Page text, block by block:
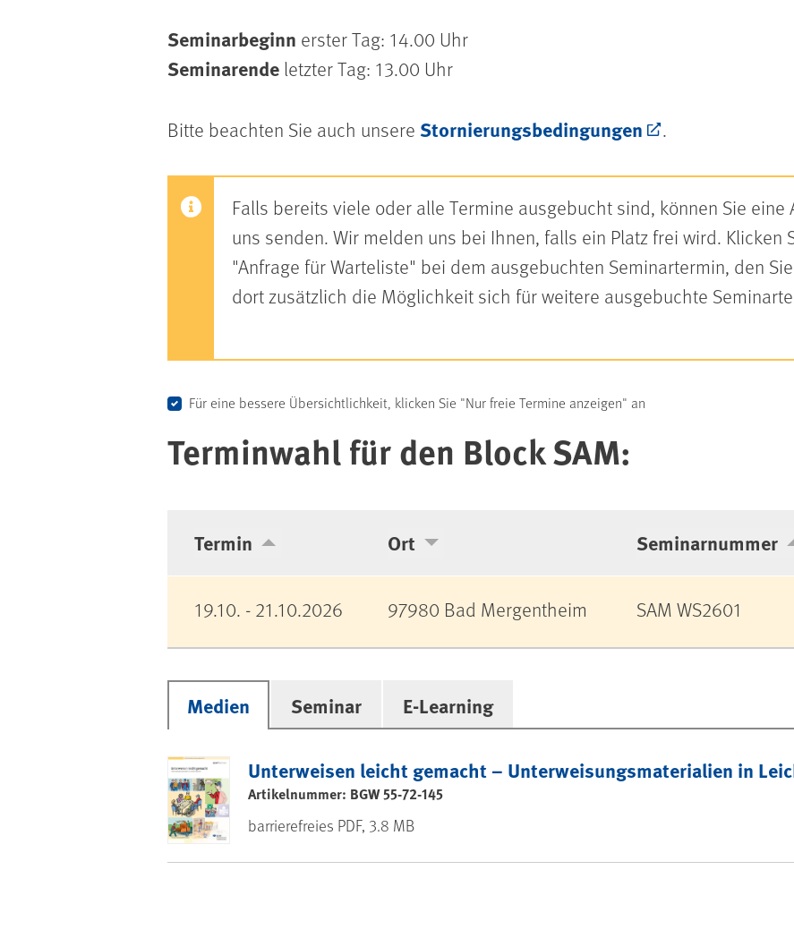
Seminarbeginn erster Tag: 14.00 Uhr
Seminarende letzter Tag: 13.00 Uhr
Bitte beachten Sie auch unsere Stornierungsbedingungen .
Falls bereits viele oder alle Termine ausgebucht sind, können Sie eine
uns senden. Wir melden uns bei Ihnen, falls ein Platz frei wird. Klicken
"Anfrage für Warteliste" bei dem ausgebuchten Seminartermin, den
dort zusätzlich die Möglichkeit sich für weitere ausgebuchte
Für eine bessere Übersichtlichkeit, klicken Sie "Nur freie Termine anzeigen" an
Terminwahl für den Block SAM:
Termin Ort Seminarnummer
19.10. - 21.10.2026 97980 Bad Mergentheim SAM WS2601
Medien
Unterweisen leicht gemacht – Unterweisungsmaterialien in
Artikelnummer: BGW 55-72-145
barrierefreies PDF, 3.8 MB
Seminar E-Learning